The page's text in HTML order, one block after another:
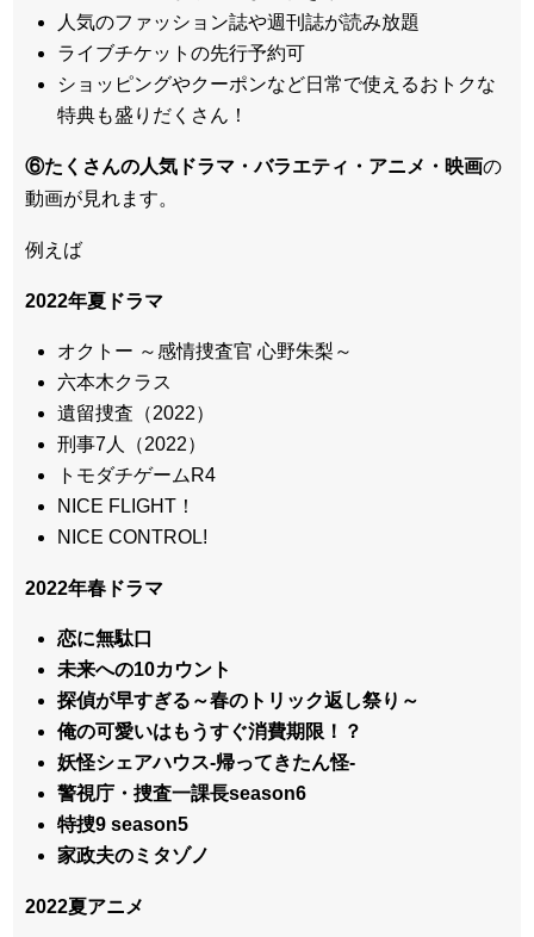
人気のファッション誌や週刊誌が読み放題
ライブチケットの先行予約可
ショッピングやクーポンなど日常で使えるおトクな
特典も盛りだくさん！
⑥たくさんの人気ドラマ・バラエティ・アニメ・映画の
動画が見れます。
例えば
2022年夏ドラマ
オクトー ～感情捜査官 心野朱梨～
六本木クラス
遺留捜査（2022）
刑事7人（2022）
トモダチゲームR4
NICE FLIGHT！
NICE CONTROL!
2022年春ドラマ
恋に無駄口
未来への10カウント
探偵が早すぎる～春のトリック返し祭り～
俺の可愛いはもうすぐ消費期限！？
妖怪シェアハウス-帰ってきたん怪-
警視庁・捜査一課長season6
特捜9 season5
家政夫のミタゾノ
2022夏アニメ